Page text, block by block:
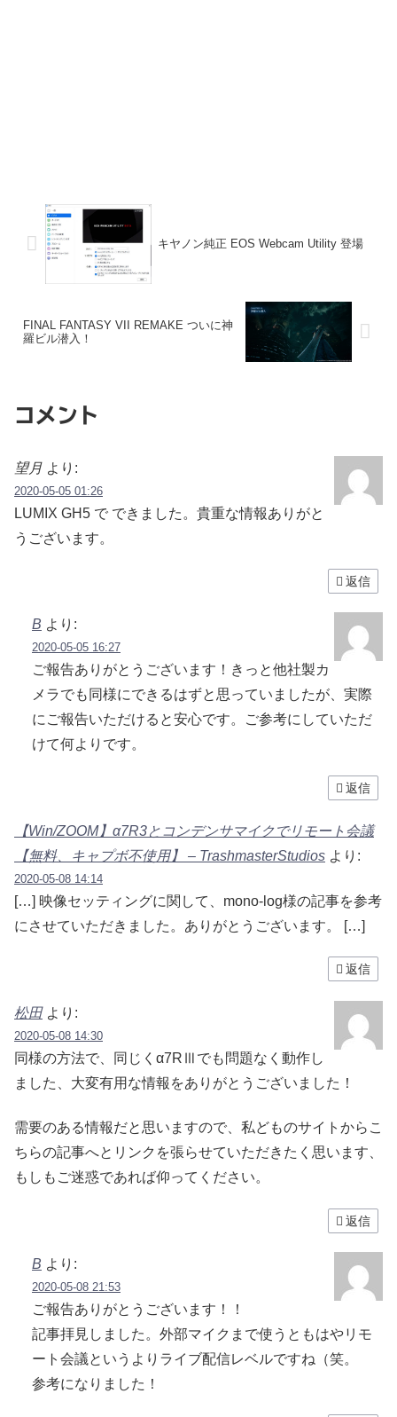
キヤノン純正 EOS Webcam Utility 登場
FINAL FANTASY VII REMAKE ついに神
羅ビル潜入！
コメント
望月 より:
2020-05-05 01:26
LUMIX GH5 で できました。貴重な情報ありがと
うございます。
返信
B より:
2020-05-05 16:27
ご報告ありがとうございます！きっと他社製カ
メラでも同様にできるはずと思っていましたが、実際
にご報告いただけると安心です。ご参考にしていただ
けて何よりです。
返信
【Win/ZOOM】α7R3とコンデンサマイクでリモート会議
【無料、キャプボ不使用】 – TrashmasterStudios より:
2020-05-08 14:14
[…] 映像セッティングに関して、mono-log様の記事を参考
にさせていただきました。ありがとうございます。 […]
返信
松田 より:
2020-05-08 14:30
同様の方法で、同じくα7RⅢでも問題なく動作し
ました、大変有用な情報をありがとうございました！
需要のある情報だと思いますので、私どものサイトからこ
ちらの記事へとリンクを張らせていただきたく思います、
もしもご迷惑であれば仰ってください。
返信
B より:
2020-05-08 21:53
ご報告ありがとうございます！！
記事拝見しました。外部マイクまで使うともはやリモ
ート会議というよりライブ配信レベルですね（笑。
参考になりました！